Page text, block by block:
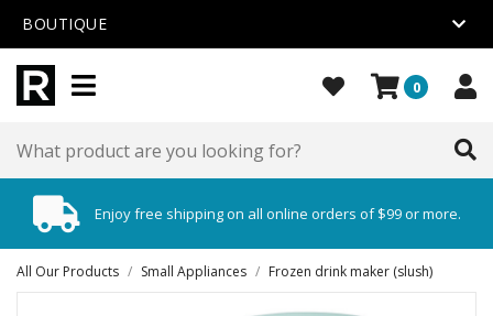
BOUTIQUE
0
Enjoy free shipping on all online orders of $99 or more.
All Our Products / Small Appliances / Frozen drink maker (slush)